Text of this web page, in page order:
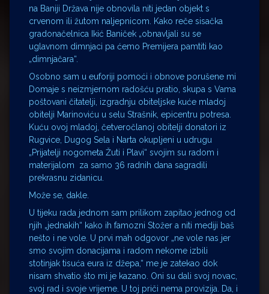
na Baniji Država nije obnovila niti jedan objekt s
crvenom ili žutom naljepnicom. Kako reče sisačka
gradonačelnica Ikić Baniček „obnavljali su se
uglavnom dimnjaci pa ćemo Premijera pamtiti kao
„dimnjačara“.
Osobno sam u euforiji pomoći i obnove porušene mi
Domaje s neizmjernom radošću pratio, skupa s Vama
poštovani čitatelji, izgradnju obiteljske kuće mladoj
obitelji Marinoviću u selu Strašnik, epicentru potresa.
Kuću ovoj mladoj, četveročlanoj obitelji donatori iz
Rugvice, Dugog Sela i Narta okupljeni u udrugu
„Prijatelji nogometa Žuti i Plavi“ svojim su radom i
materijalom za samo 36 radnih dana sagradili
prekrasnu zidanicu.
Može se, dakle.
U tijeku rada jednom sam prilikom zapitao jednog od
njih „jednakih“ kako ih famozni Stožer a niti mediji baš
nešto i ne vole. U prvi mah odgovor „ne vole nas jer
smo svojim donacijama i radom nekome izbili
stotinjak tisuća eura iz džepa,“ me je zatekao dok
nisam shvatio što mi je kazano. Oni su dali svoj novac,
svoj rad i svoje vrijeme. U toj priči nema provizija. Da, i